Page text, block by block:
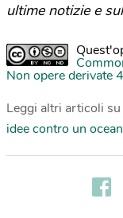
ultime notizie e
Non opere derivate
Leggi altri articoli
idee contro un